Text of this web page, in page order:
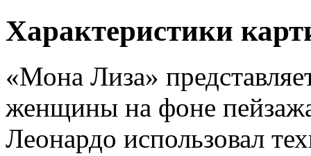
Характеристики
«Мона Лиза»
женщины на фоне
Леонардо использовал